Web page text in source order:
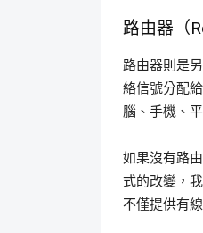
路由器（
路由器則是
絡信號分配
腦、手機、
如果沒有路
式的改變，
不僅提供有